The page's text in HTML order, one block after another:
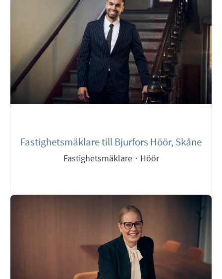
Fastighetsmäklare till Bjurfors Höör, Skåne
Fastighetsmäklare · Höör